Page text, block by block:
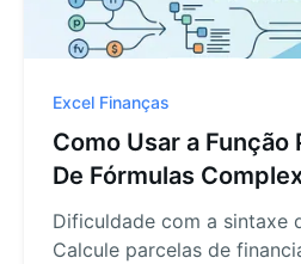
Excel Finanças
Como Usar a Função
De Fórmulas
IA
Dificuldade com a sintaxe
Calcule parcelas de